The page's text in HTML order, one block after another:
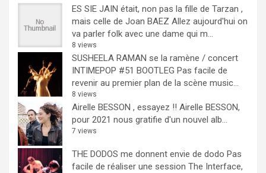
ES SIE JAIN était, non pas la fille de Tarzan ,
mais celle de Joan BAEZ Allez aujourd'hui on
va parler folk avec une dame qui m...
8 views
SUSHEELA RAMAN se la ramène / concert
INTIMEPOP #51 BOOTLEG Pas facile de
revenir au premier plan de la scène music...
8 views
Airelle BESSON , essayez !! Airelle BESSON,
pour 2021 nous gratifie d'un nouvel alb...
7 views
THE DODOS me donnent envie de dodo Pas
facile de réaliser une session The Interface,